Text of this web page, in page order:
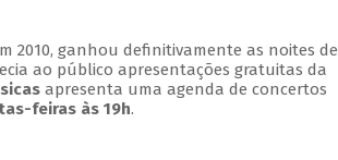
2010, ganhou definitivamente as noites de
ao público apresentações gratuitas da
apresenta uma agenda de concertos
feiras às 19h.